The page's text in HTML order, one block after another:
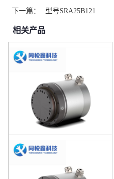
下一篇：
型号SRA25B121
相关产品